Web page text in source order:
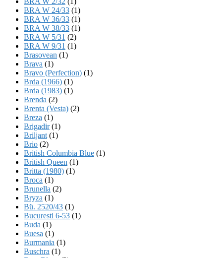
BRA W 24/33 (1)
BRA W 36/33 (1)
BRA W 38/33 (1)
BRA W 5/31 (2)
BRA W 9/31 (1)
Brasovean (1)
Brava (1)
Bravo (Perfection) (1)
Brda (1966) (1)
Brda (1983) (1)
Brenda (2)
Brenta (Vesta) (2)
Breza (1)
Brigadir(1)
Briljant (1)
Brio (2)
British Columbia Blue (1)
British Queen (1)
Britta (1980) (1)
Broca (1)
Brunella (2)
Bryza (1)
Bü. 2520/43 (1)
Bucuresti 6-53 (1)
Buda (1)
Buesa (1)
Burmania (1)
Buschra (1)